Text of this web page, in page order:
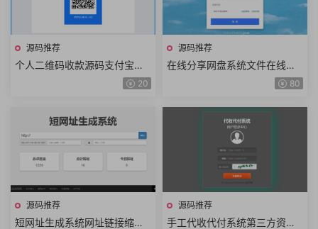
源码推荐
个人二维码收款源码支付宝微
信零钱QQ钱包二维码收银台背
景音乐HTML源码+手机端
20
源码推荐
在线分享网盘系统文件在线管
理源码FTP远程存储第三方云
存储阿里云七牛云多用户云盘
系统+手机端
80
源码推荐
短网址生成系统网址链接缩短
源码推荐
手工代收代付系统第三方资金